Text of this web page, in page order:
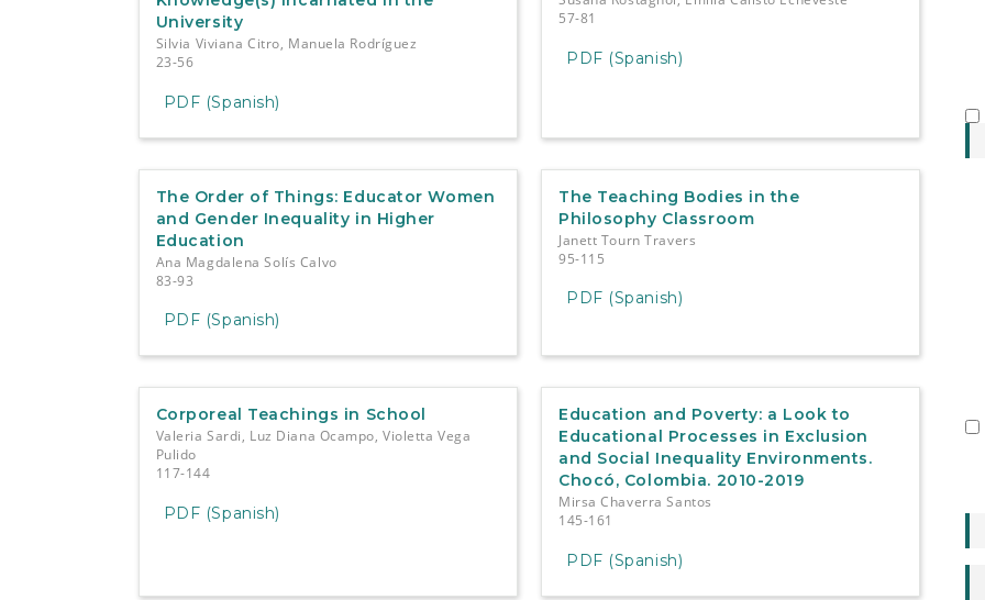
University
Silvia Viviana Citro, Manuela Rodríguez
23-56
PDF (Spanish)
57-81
PDF (Spanish)
The Order of Things: Educator Women
and Gender Inequality in Higher
Education
Ana Magdalena Solís Calvo
83-93
PDF (Spanish)
The Teaching Bodies in the
Philosophy Classroom
Janett Tourn Travers
95-115
PDF (Spanish)
Corporeal Teachings in School
Valeria Sardi, Luz Diana Ocampo, Violetta Vega
Pulido
117-144
PDF (Spanish)
Education and Poverty: a Look to
Educational Processes in Exclusion
and Social Inequality Environments.
Chocó, Colombia. 2010-2019
Mirsa Chaverra Santos
145-161
PDF (Spanish)